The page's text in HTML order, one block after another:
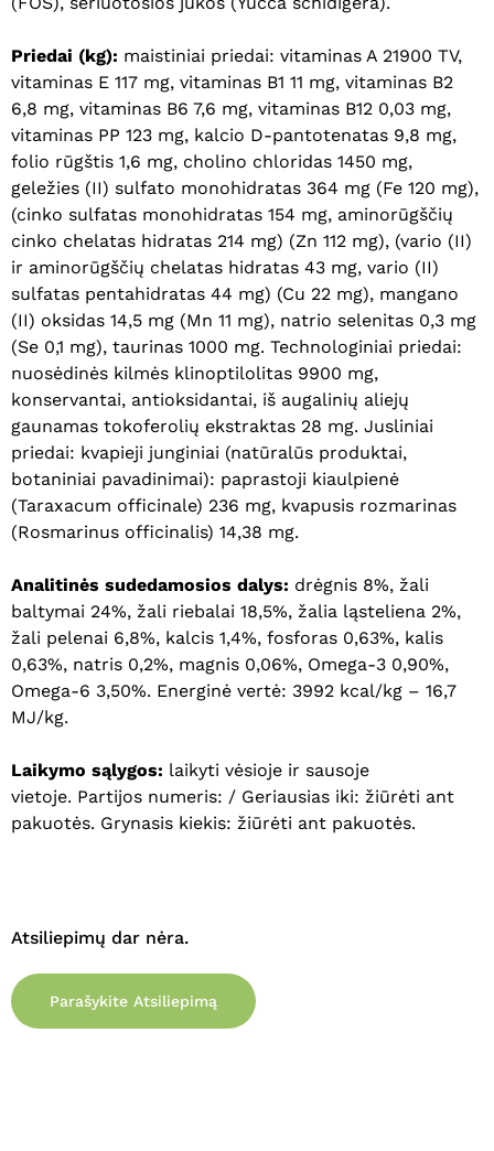
Krepšelyje nėra produktų.
Eiti Į Parduotuvę
Priedai (kg): maistiniai priedai: vitaminas A 21900 TV,
vitaminas E 117 mg, vitaminas B1 11 mg, vitaminas B2
6,8 mg, vitaminas B6 7,6 mg, vitaminas B12 0,03 mg,
vitaminas PP 123 mg, kalcio D-pantotenatas 9,8 mg,
folio rūgštis 1,6 mg, cholino chloridas 1450 mg,
geležies (II) sulfato monohidratas 364 mg (Fe 120 mg),
(cinko sulfatas monohidratas 154 mg, aminorūgščių
cinko chelatas hidratas 214 mg) (Zn 112 mg), (vario (II)
ir aminorūgščių chelatas hidratas 43 mg, vario (II)
sulfatas pentahidratas 44 mg) (Cu 22 mg), mangano
(II) oksidas 14,5 mg (Mn 11 mg), natrio selenitas 0,3 mg
(Se 0,1 mg), taurinas 1000 mg. Technologiniai priedai:
nuosėdinės kilmės klinoptilolitas 9900 mg,
konservantai, antioksidantai, iš augalinių aliejų
gaunamas tokoferolių ekstraktas 28 mg. Jusliniai
priedai: kvapieji junginiai (natūralūs produktai,
botaniniai pavadinimai): paprastoji kiaulpienė
(Taraxacum officinale) 236 mg, kvapusis rozmarinas
(Rosmarinus officinalis) 14,38 mg.
Analitinės sudedamosios dalys: drėgnis 8%, žali
baltymai 24%, žali riebalai 18,5%, žalia ląsteliena 2%,
žali pelenai 6,8%, kalcis 1,4%, fosforas 0,63%, kalis
0,63%, natris 0,2%, magnis 0,06%, Omega-3 0,90%,
Omega-6 3,50%. Energinė vertė: 3992 kcal/kg – 16,7
MJ/kg.
Laikymo sąlygos: laikyti vėsioje ir sausoje
vietoje. Partijos numeris: / Geriausias iki: žiūrėti ant
pakuotės. Grynasis kiekis: žiūrėti ant pakuotės.
Atsiliepimų dar nėra.
Parašykite Atsiliepimą